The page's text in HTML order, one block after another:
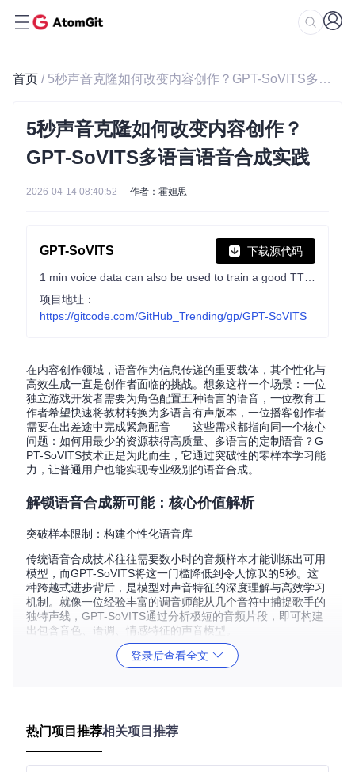
首页 / 5秒声音克隆如何改变内容创作？GPT-SoVITS多语言语音合成实践
5秒声音克隆如何改变内容创作？
GPT-SoVITS多语言语音合成实践
2026-04-14 08:40:52 作者：霍妲思
GPT-SoVITS 下载源代码
项目地址：
https://gitcode.com/GitHub_Trending/gp/GPT-SoVITS
在内容创作领域，语音作为信息传递的重要载体，其个性化与
高效生成一直是创作者面临的挑战。想象这样一个场景：一位
独立游戏开发者需要为角色配置五种语言的语音，一位教育工
作者希望快速将教材转换为多语言有声版本，一位播客创作者
需要在出差途中完成紧急配音——这些需求都指向同一个核心
问题：如何用最少的资源获得高质量、多语言的定制语音？G
PT-SoVITS技术正是为此而生，它通过突破性的零样本学习能
力，让普通用户也能实现专业级别的语音合成。
解锁语音合成新可能：核心价值解析
突破样本限制：构建个性化语音库
传统语音合成技术往往需要数小时的音频样本才能训练出可用
模型，而GPT-SoVITS将这一门槛降低到令人惊叹的5秒。这
种跨越式进步背后，是模型对声音特征的深度理解与高效学习
机制。就像一位经验丰富的调音师能从几个音符中捕捉歌手的
独特声线，GPT-SoVITS通过分析极短的音频片段，即可构建
出包含音色、语调、情感特征的声音模型。
打破语言边界：实现跨文化传播
语、韩语和粤语等多种语言。这种能力不仅节省了多语言配音
的成本，更让创作者的作品能无缝触达全球受众。
提升创作效率：从构思到成品的全流程优化
登录后查看全文
热门项目推荐相关项目推荐